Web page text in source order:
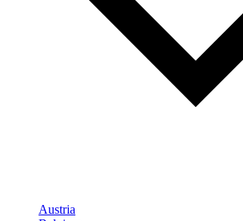
Austria